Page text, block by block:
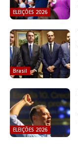
ELEIÇÕES 2026
Brasil
ELEIÇÕES 2026